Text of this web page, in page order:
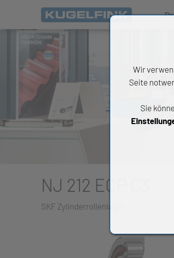
NJ 212 ECP C3
SKF Zylinderrollenlager
Wir
Seite
Sie